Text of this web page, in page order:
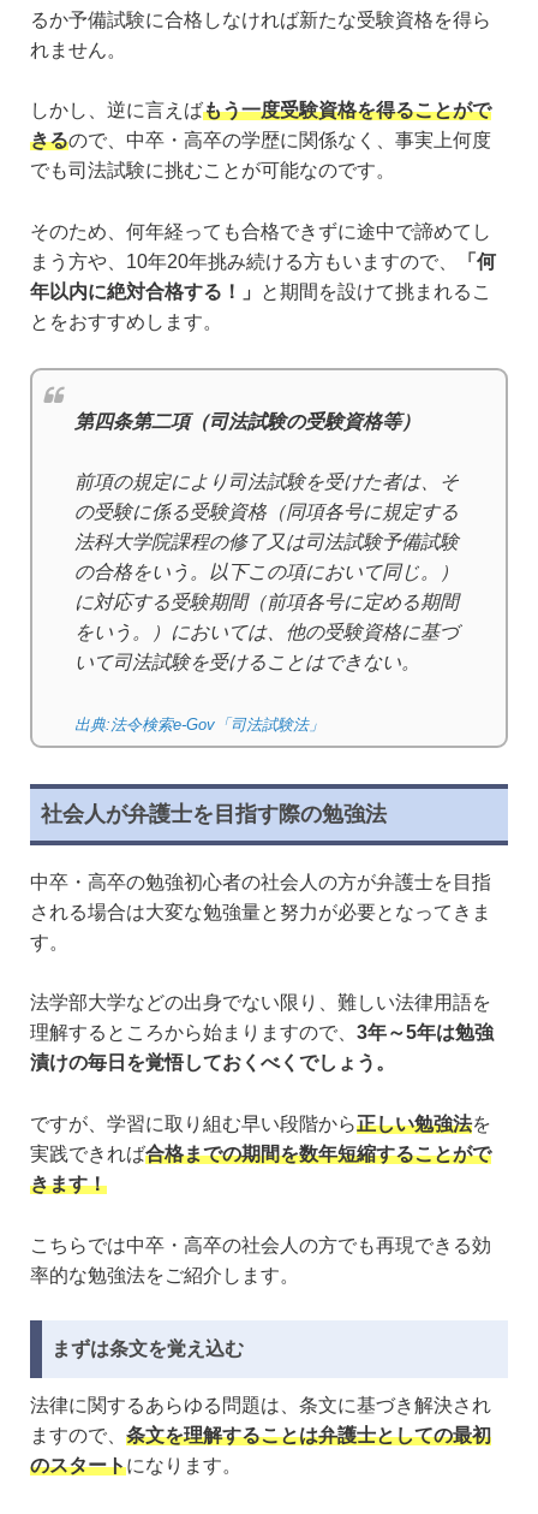
るか予備試験に合格しなければ新たな受験資格を得ら
れません。
しかし、逆に言えばもう一度受験資格を得ることがで
きるので、中卒・高卒の学歴に関係なく、事実上何度
でも司法試験に挑むことが可能なのです。
そのため、何年経っても合格できずに途中で諦めてし
まう方や、10年20年挑み続ける方もいますので、
「何
年以内に絶対合格する！」
と期間を設けて挑まれるこ
とをおすすめします。
第四条第二項（司法試験の受験資格等）
前項の規定により司法試験を受けた者は、そ
の受験に係る受験資格（同項各号に規定する
法科大学院課程の修了又は司法試験予備試験
の合格をいう。以下この項において同じ。）
に対応する受験期間（前項各号に定める期間
をいう。）においては、他の受験資格に基づ
いて司法試験を受けることはできない。
出典:法令検索e-Gov「司法試験法」
社会人が弁護士を目指す際の勉強法
中卒・高卒の勉強初心者の社会人の方が弁護士を目指
される場合は大変な勉強量と努力が必要となってきま
す。
法学部大学などの出身でない限り、難しい法律用語を
理解するところから始まりますので、 3年～5年は勉強
漬けの毎日を覚悟しておくべくでしょう。
ですが、学習に取り組む早い段階から正しい勉強法を
実践できれば合格までの期間を数年短縮することがで
きます！
こちらでは中卒・高卒の社会人の方でも再現できる効
率的な勉強法をご紹介します。
まずは条文を覚え込む
法律に関するあらゆる問題は、条文に基づき解決され
ますので、 条文を理解することは弁護士としての最初
のスタートになります。